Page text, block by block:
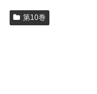
第10巻